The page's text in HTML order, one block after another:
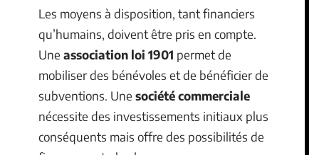
Les moyens à disposition, tant financiers
qu’humains, doivent être pris en compte.
Une association loi 1901 permet de
mobiliser des bénévoles et de bénéficier de
subventions. Une société commerciale
nécessite des investissements initiaux plus
conséquents mais offre des possibilités de